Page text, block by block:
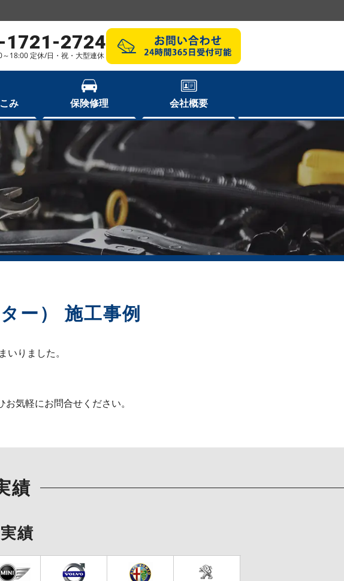
1721-2724
～18:00 定休/日・祝・大型連休
み 保険修理 会社概要
ー） 施工事例
りました。
気軽にお問合せください。
績
績